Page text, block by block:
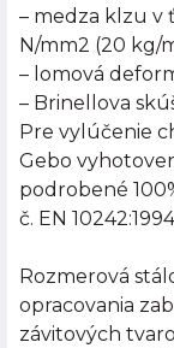
– medza klzu v
N/mm2 (20 kg/
– lomová
– Brinellova
Pre vylúčenie
Gebo
podrobené
č. EN
Rozmerová
opracovania
závitových